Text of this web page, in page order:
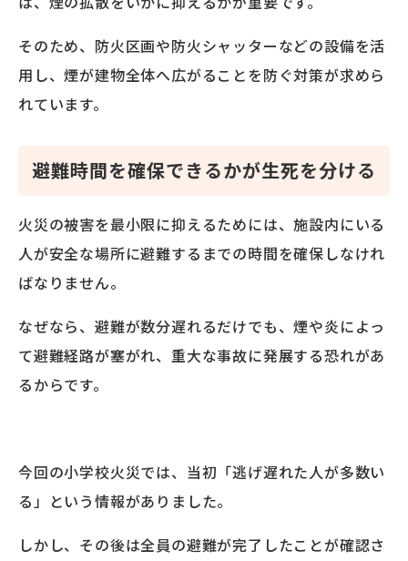
そのため、防火区画や防火シャッターなどの設備を活
用し、煙が建物全体へ広がることを防ぐ対策が求めら
れています。
避難時間を確保できるかが生死を分ける
火災の被害を最小限に抑えるためには、施設内にいる
人が安全な場所に避難するまでの時間を確保しなけれ
ばなりません。
なぜなら、避難が数分遅れるだけでも、煙や炎によっ
て避難経路が塞がれ、重大な事故に発展する恐れがあ
るからです。
今回の小学校火災では、当初「逃げ遅れた人が多数い
る」という情報がありました。
しかし、その後は全員の避難が完了したことが確認さ